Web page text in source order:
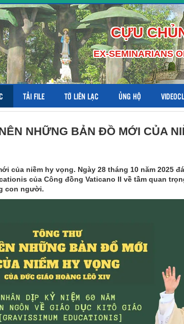
CỰU
EX-SEMINARIANS
TẢI FILE TỜ LIÊN LẠC ỦNG HỘ
NHỮNG BẢN ĐỒ MỚI CỦA
của niềm hy vọng. Ngày 28 tháng 10 năm 2025
của Công đồng Vaticano II về tầm quan
con người.